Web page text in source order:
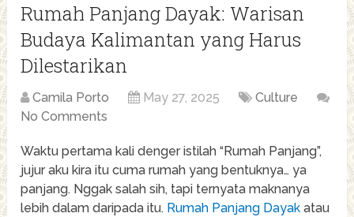
Rumah Panjang Dayak: Warisan
Budaya Kalimantan yang Harus
Dilestarikan
Camila Porto May 27, 2025
Culture
No Comments
Waktu pertama kali denger istilah “Rumah Panjang”,
jujur aku kira itu cuma rumah yang bentuknya… ya
panjang. Nggak salah sih, tapi ternyata maknanya
lebih dalam daripada itu. Rumah Panjang Dayak atau